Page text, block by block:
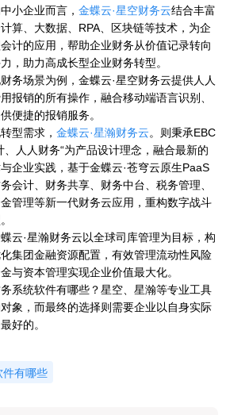
小企业而言， 金蝶云·星空财务云结合丰富
算、大数据、RPA、区块链等技术，为企
计的应用，帮助企业财务从价值记录转向
，助力高成长型企业财务转型。
务场景为例，金蝶云·星空财务云提供人人
报销的所有操作，融合移动端语言识别、
便捷的报销服务。
型需求， 金蝶云·星瀚财务云。则秉承EBC
、人人财务“为产品设计理念，融合最新的
企业实践，基于金蝶云·苍穹云原生PaaS
会计、财务共享、财务中台、税务管理、
管理等新一代财务云应用，重构数字战斗
云·星瀚财务云以全球司库管理为目标，构
集团金融资源配置，有效管理流动性风险
与资本管理实现企业价值最大化。
系统软件有哪些？星空、星瀚等专业工具
象，而最终的选择则需要企业以自身实际
好的。
件有哪些